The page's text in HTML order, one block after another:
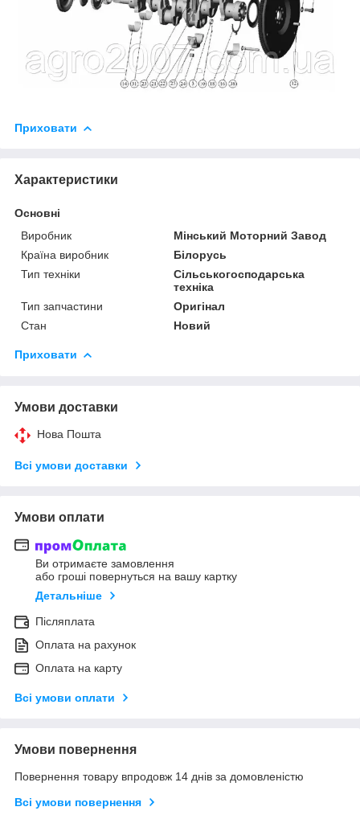
Приховати
Характеристики
Основні
Виробник
Мінський Моторний Завод
Країна виробник
Білорусь
Тип техніки
Сільськогосподарська
техніка
Тип запчастини
Оригінал
Стан
Новий
Приховати
Умови доставки
Нова Пошта
Всі умови доставки
Умови оплати
Ви отримаєте замовлення
або гроші повернуться на вашу картку
Детальніше
Післяплата
Оплата на рахунок
Оплата на карту
Всі умови оплати
Умови повернення
Повернення товару впродовж 14 днів за домовленістю
Всі умови повернення